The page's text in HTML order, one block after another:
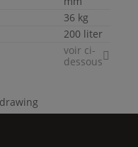
36 kg
200 liter
voir ci-
dessous